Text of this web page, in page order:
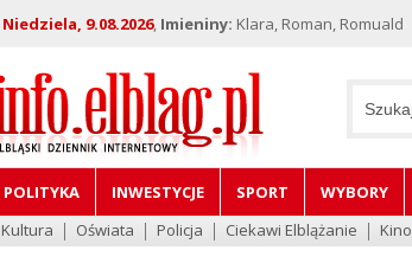
Niedziela, 9.08.2026, Imieniny: Klara, Roman, Romuald
POLITYKA INWESTYCJE SPORT WYBORY
Kultura
Oświata Policja Ciekawi Elblążanie Kino